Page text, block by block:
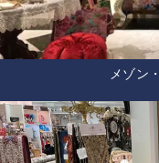
メゾン